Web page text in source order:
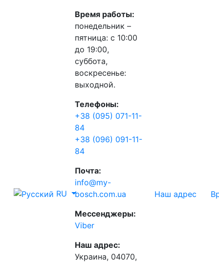
RU
Время работы:
понедельник –
пятница: с 10:00
до 19:00,
суббота,
воскресенье:
выходной.
Телефоны:
+38 (095) 071-11-
84
+38 (096) 091-11-
84
Почта:
info@my-
bosch.com.ua
Мессенджеры:
Viber
Наш адрес:
Украина, 04070,
Наш адрес